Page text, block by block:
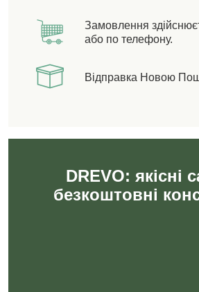
Замовлення
або по телефону.
Відправка Новою
DREVO: якісні
безкоштовні